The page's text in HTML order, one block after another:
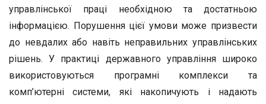
управлінської праці необхідною та достатньою
інформацією. Порушення цієї умови може призвести
до невдалих або навіть неправильних управлінських
рішень. У практиці державного управління широко
використовуються програмні комплекси та
комп’ютерні системи, які накопичують і надають